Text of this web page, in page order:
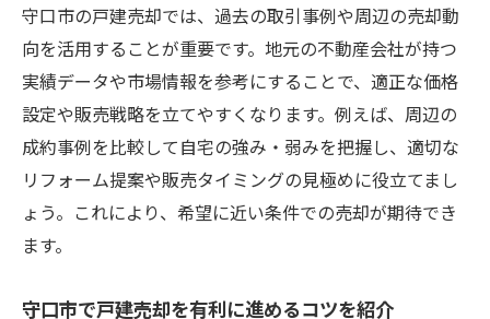
ト
守口市の過去事例から見る戸建売却の傾向
戸建売却で押さえたい守口市の価格変動要
因
守口市の取引動向を戸建売却戦略に活かす
納得の戸建売却を守口市で実現するためのポイ
工夫
守口市の戸建売却では、過去の取引事例や周辺の売却動
向を活用することが重要です。地元の不動産会社が持つ
実績データや市場情報を参考にすることで、適正な価格
設定や販売戦略を立てやすくなります。例えば、周辺の
成約事例を比較して自宅の強み・弱みを把握し、適切な
リフォーム提案や販売タイミングの見極めに役立てまし
ょう。これにより、希望に近い条件での売却が期待でき
ます。
守口市で戸建売却を有利に進めるコツを紹介